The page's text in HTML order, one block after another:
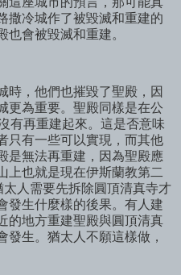
撒冷城作了被毀滅和重建的
會被毀滅和重建。
時，他們也摧毀了聖殿，因
更為重要。聖殿同樣是在公
有再重建起來。這是否意味
只有一些可以實現，而其他
是無法再重建，因為聖殿應
上也就是現在伊斯蘭教第二
人需要先拆除圓頂清真寺才
發生什麼樣的後果。有人建
的地方重建聖殿與圓頂清真
發生。猶太人不願這樣做，